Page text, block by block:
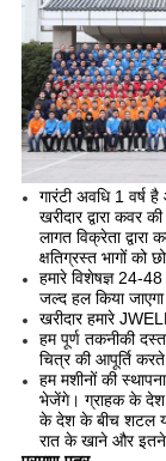
गारंटी अवधि 1
खरीदार द्वारा कवर
लागत विक्रेता
क्षतिग्रस्त भागों को
हमारे विशेषज्ञ 24-
जल्द हल किया जाएगा
खरीदार हमारे
हम पूर्ण तकनीकी
चित्र की आपूर्ति
हम मशीनों की
भेजेंगे। ग्राहक के देश
के देश के बीच शटल
रात के खाने और इतने